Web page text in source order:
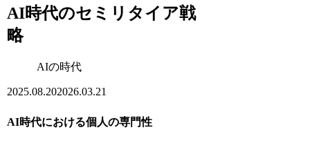
AI時代のセミリタイア戦
略
AIの時代
2025.08.202026.03.21
AI時代における個人の専門性